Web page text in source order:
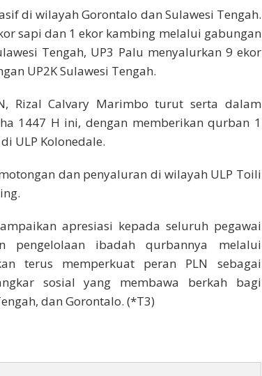
di wilayah Gorontalo dan Sulawesi Tengah.
sapi dan 1 ekor kambing melalui gabungan
Tengah, UP3 Palu menyalurkan 9 ekor
UP2K Sulawesi Tengah.
Rizal Calvary Marimbo turut serta dalam
1447 H ini, dengan memberikan qurban 1
ULP Kolonedale.
dan penyaluran di wilayah ULP Toili
apresiasi kepada seluruh pegawai
pengelolaan ibadah qurbannya melalui
terus memperkuat peran PLN sebagai
sosial yang membawa berkah bagi
dan Gorontalo. (*T3)